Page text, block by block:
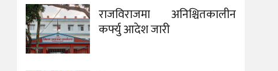
राजविराजमा अनिश्चितकालीन
कर्फ्यु आदेश जारी